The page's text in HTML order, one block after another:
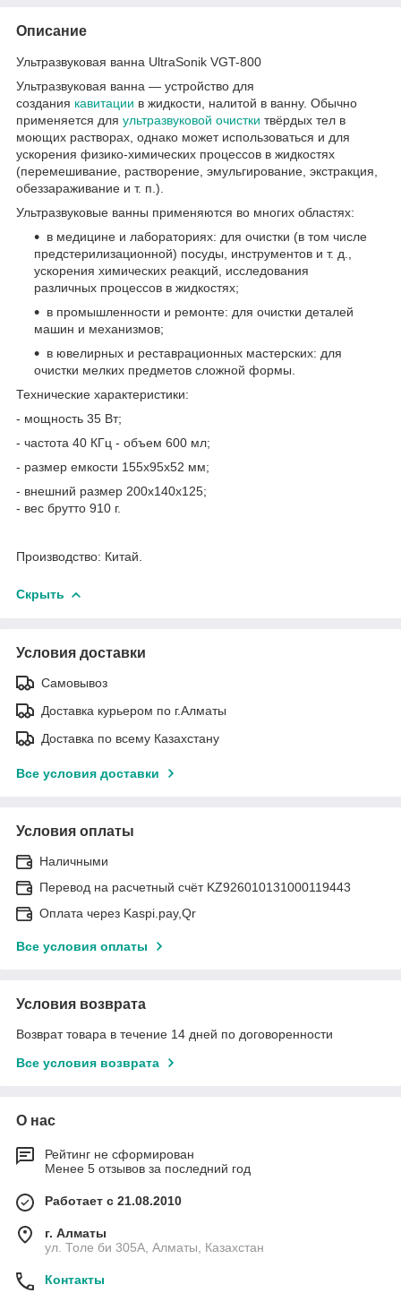
Описание
Ультразвуковая ванна UltraSonik VGT-800
Ультразвуковая ванна — устройство для
создания кавитации в жидкости, налитой в ванну. Обычно
применяется для ультразвуковой очистки твёрдых тел в
моющих растворах, однако может использоваться и для
ускорения физико-химических процессов в жидкостях
(перемешивание, растворение, эмульгирование, экстракция,
обеззараживание и т. п.).
Ультразвуковые ванны применяются во многих областях:
в медицине и лабораториях: для очистки (в том числе
предстерилизационной) посуды, инструментов и т. д.,
ускорения химических реакций, исследования
различных процессов в жидкостях;
в промышленности и ремонте: для очистки деталей
машин и механизмов;
в ювелирных и реставрационных мастерских: для
очистки мелких предметов сложной формы.
Технические характеристики:
- мощность 35 Вт;
- частота 40 КГц - объем 600 мл;
- размер емкости 155x95x52 мм;
- внешний размер 200x140x125;
- вес брутто 910 г.
Производство: Китай.
Скрыть
Условия доставки
Самовывоз
Доставка курьером по г.Алматы
Доставка по всему Казахстану
Все условия доставки
Условия оплаты
Наличными
Перевод на расчетный счёт KZ926010131000119443
Оплата через Kaspi.pay,Qr
Все условия оплаты
Условия возврата
Возврат товара в течение 14 дней по договоренности
Все условия возврата
О нас
Рейтинг не сформирован
Менее 5 отзывов за последний год
Работает с 21.08.2010
г. Алматы
ул. Толе би 305А, Алматы, Казахстан
Контакты